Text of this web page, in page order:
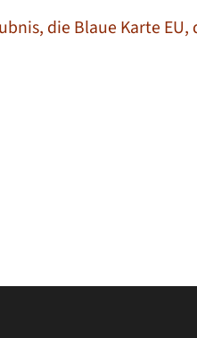
die Blaue Karte EU,